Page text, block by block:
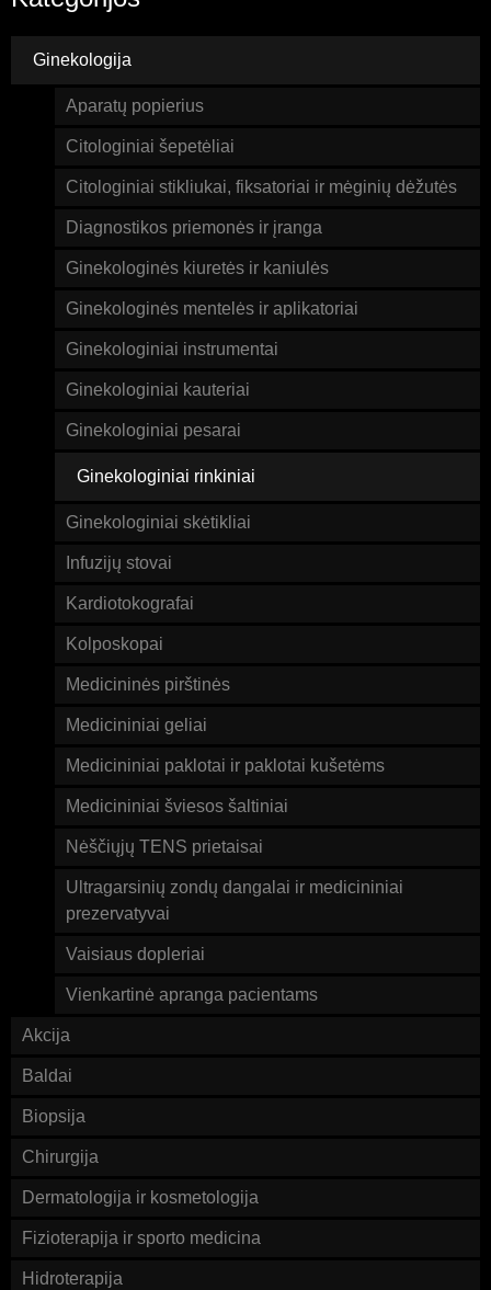
Ginekologija
Aparatų popierius
Citologiniai šepetėliai
Citologiniai stikliukai, fiksatoriai ir mėginių dėžutės
Diagnostikos priemonės ir įranga
Ginekologinės kiuretės ir kaniulės
Ginekologinės mentelės ir aplikatoriai
Ginekologiniai instrumentai
Ginekologiniai kauteriai
Ginekologiniai pesarai
Ginekologiniai rinkiniai
Ginekologiniai skėtikliai
Infuzijų stovai
Kardiotokografai
Kolposkopai
Medicininės pirštinės
Medicininiai geliai
Medicininiai paklotai ir paklotai kušetėms
Medicininiai šviesos šaltiniai
Nėščiųjų TENS prietaisai
Ultragarsinių zondų dangalai ir medicininiai
prezervatyvai
Vaisiaus dopleriai
Vienkartinė apranga pacientams
Akcija
Baldai
Biopsija
Chirurgija
Dermatologija ir kosmetologija
Fizioterapija ir sporto medicina
Hidroterapija